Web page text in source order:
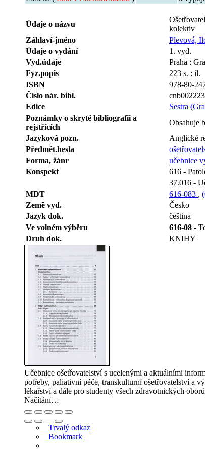
Údaje o názvu
kolektiv
Záhlaví-jméno
Plevová,
Údaje o vydání
1. vyd.
Vyd.údaje
Praha :
Fyz.popis
223 s. : il.
ISBN
978-80-
Číslo nár. bibl.
Edice
Sestra
Poznámky o skryté bibliografii a
rejstřících
Obsahuje
Jazyková pozn.
Anglické
Předmět.hesla
Forma, žánr
učebnice
Konspekt
616 -
37.016 -
MDT
616-083 ,
Země vyd.
Česko
Jazyk dok.
čeština
Ve volném výběru
616-08 -
Druh dok.
KNIHY
Učebnice ošetřovatelství s ucelenými a aktuálními
potřeby, paliativní péče, transkulturní ošetřovatelství a
lékařství a dále pro studenty všech zdravotnických
Načítání…
Trvalý odkaz
Bookmark